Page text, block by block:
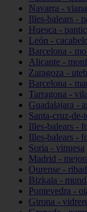
Navarra - viana
Illes-balears -
Huesca -
León -
Barcelona -
Alicante -
Zaragoza -
Barcelona -
Tarragona -
Guadalajara -
Santa-cruz-
Illes-balears -
Illes-balears -
Soria - vinuesa
Madrid -
Ourense -
Bizkaia -
Pontevedra -
Girona -